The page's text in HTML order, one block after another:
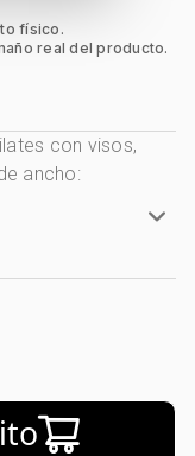
físico.
real del producto.
con visos,
ancho: